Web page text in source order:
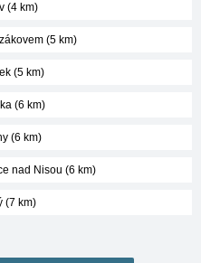
(4 km)
(5 km)
(5 km)
(6 km)
(6 km)
nad Nisou (6 km)
(7 km)